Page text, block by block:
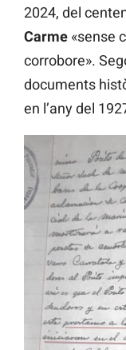
2024, del
Carme «sense
corrobore».
documents
en l’any del